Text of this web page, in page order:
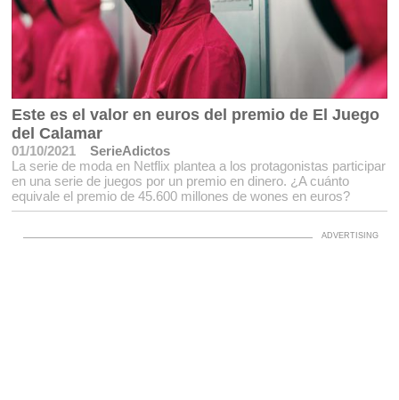
Este es el valor en euros del premio de El Juego
del Calamar
01/10/2021
SerieAdictos
La serie de moda en Netflix plantea a los protagonistas participar
en una serie de juegos por un premio en dinero. ¿A cuánto
equivale el premio de 45.600 millones de wones en euros?